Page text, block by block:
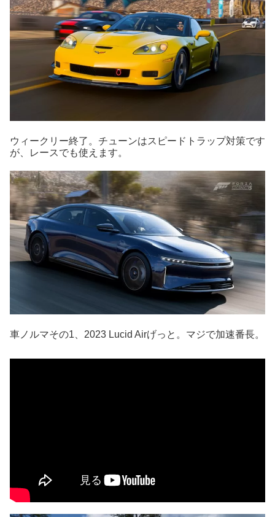
ウィークリー終了。チューンはスピードトラップ対策です
が、レースでも使えます。
車ノルマその1、2023 Lucid Airげっと。マジで加速番長。